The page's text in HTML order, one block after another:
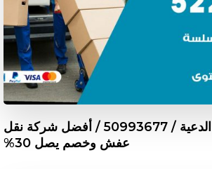
نقل اثاث في الدعية / 50993677 / أفضل شركة نقل
عفش وخصم يصل 30%